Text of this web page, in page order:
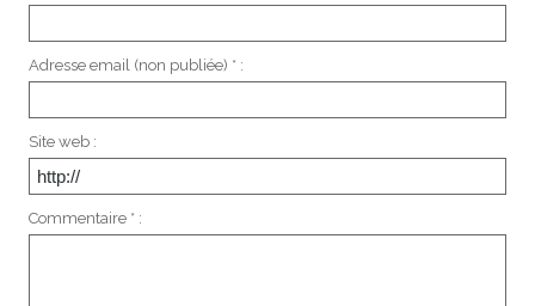
Adresse email (non publiée) * :
Site web :
Commentaire * :